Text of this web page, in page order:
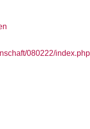
080222/index.php